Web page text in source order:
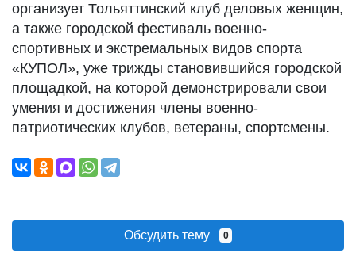
организует Тольяттинский клуб деловых женщин,
а также городской фестиваль военно-
спортивных и экстремальных видов спорта
«КУПОЛ», уже трижды становившийся городской
площадкой, на которой демонстрировали свои
умения и достижения члены военно-
патриотических клубов, ветераны, спортсмены.
Обсудить тему 0